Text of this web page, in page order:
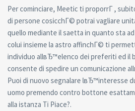
Per cominciare, Meetic ti proporrГ ,
di persone cosicchГ© potrai vagliare
quello mediante il saetta in quanto sta
colui insieme la astro affinchГ© ti
individuo allвЂ™elenco dei preferiti ed il
consente di spedire un comunicazione
Puoi di nuovo segnalare lвЂ™interesse
uomo premendo contro bottone
alla istanza Ti Piace?.